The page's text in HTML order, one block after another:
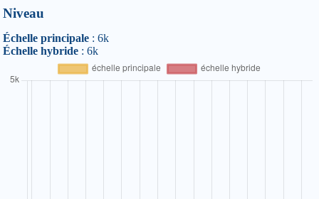
Niveau
Échelle principale : 6k
Échelle hybride : 6k